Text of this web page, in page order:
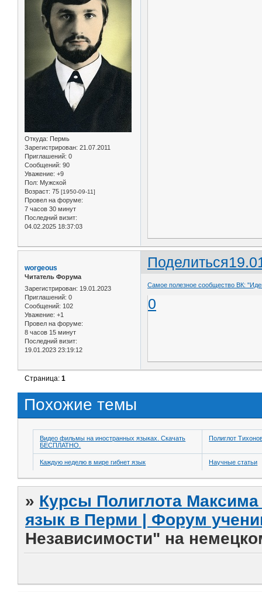
Откуда: Пермь
Зарегистрирован: 21.07.2011
Приглашений: 0
Сообщений: 90
Уважение: +9
Пол: Мужской
Возраст: 75 [1950-09-11]
Провел на форуме:
7 часов 30 минут
Последний визит:
04.02.2025 18:37:03
Поделиться
worgeous
Читатель Форума
Зарегистрирован: 19.01.2023
Приглашений: 0
Сообщений: 102
Уважение: +1
Провел на форуме:
8 часов 15 минут
Последний визит:
19.01.2023 23:19:12
Самое полезное сообщество ВК:
0
Страница:1
Похожие темы
Видео фильмы на иностранных языках. Скачать
БЕСПЛАТНО.
Полиглот
Каждую неделю в мире гибнет язык Научные статьи
» Курсы Полиглота
язык в Перми | Форум
Независимости" на